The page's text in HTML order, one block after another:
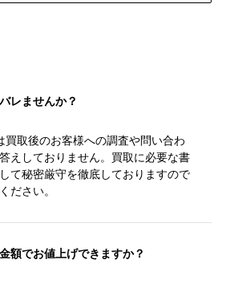
レませんか？
買取後のお客様への調査や問い合わ
えしておりません。買取に必要な書
て秘密厳守を徹底しておりますので
ださい。
額でお値上げできますか？